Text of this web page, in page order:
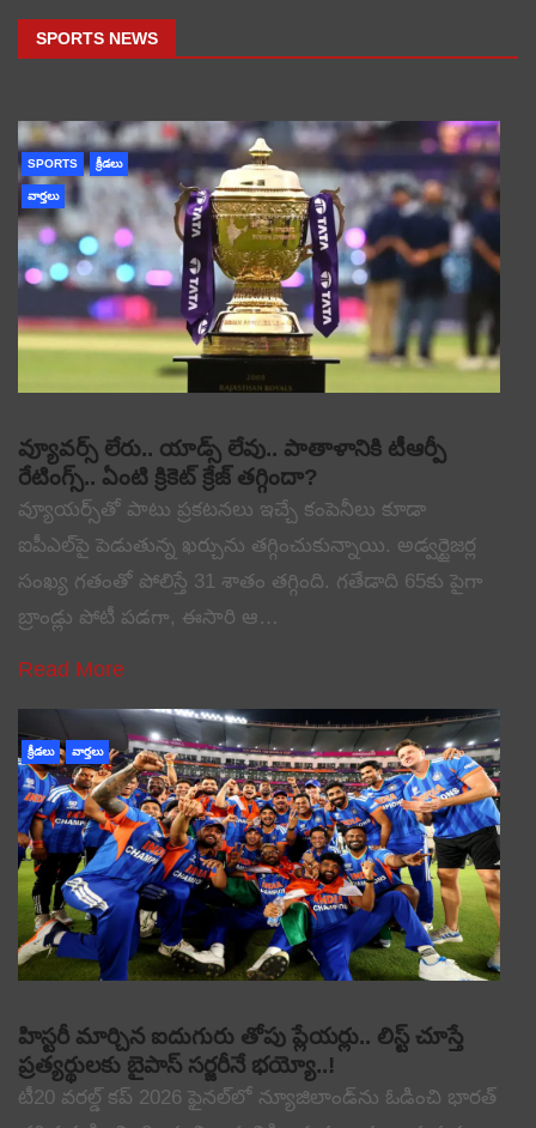
SPORTS NEWS
SPORTS క్రీడలు
వార్తలు
వ్యూవర్స్ లేరు.. యాడ్స్ లేవు.. పాతాళానికి టీఆర్పీ
రేటింగ్స్.. ఏంటి క్రికెట్ క్రేజ్ తగ్గిందా?
వ్యూయర్స్‌తో పాటు ప్రకటనలు ఇచ్చే కంపెనీలు కూడా
ఐపీఎల్‌పై పెడుతున్న ఖర్చును తగ్గించుకున్నాయి. అడ్వర్టైజర్ల
సంఖ్య గతంతో పోలిస్తే 31 శాతం తగ్గింది. గతేడాది 65కు పైగా
బ్రాండ్లు పోటీ పడగా, ఈసారి ఆ…
Read More
క్రీడలు వార్తలు
హిస్టరీ మార్చిన ఐదుగురు తోపు ప్లేయర్లు.. లిస్ట్ చూస్తే
ప్రత్యర్థులకు బైపాస్ సర్జరీనే భయ్యో..!
టీ20 వరల్డ్ కప్ 2026 ఫైనల్‌లో న్యూజిలాండ్‌ను ఓడించి భారత్